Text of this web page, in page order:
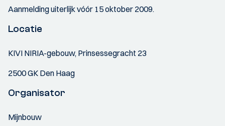
Aanmelding uiterlijk vóór 15 oktober 2009.
Locatie
KIVI NIRIA-gebouw, Prinsessegracht 23
2500 GK Den Haag
Organisator
Mijnbouw